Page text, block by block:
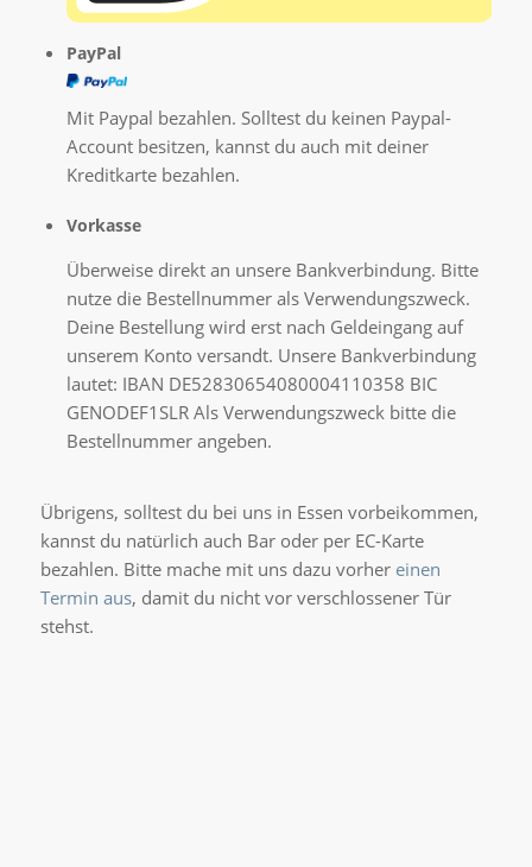
PayPal
Mit Paypal bezahlen. Solltest du keinen Paypal-
Account besitzen, kannst du auch mit deiner
Kreditkarte bezahlen.
Vorkasse
Überweise direkt an unsere Bankverbindung. Bitte
nutze die Bestellnummer als Verwendungszweck.
Deine Bestellung wird erst nach Geldeingang auf
unserem Konto versandt. Unsere Bankverbindung
lautet: IBAN DE52830654080004110358 BIC
GENODEF1SLR Als Verwendungszweck bitte die
Bestellnummer angeben.
Übrigens, solltest du bei uns in Essen vorbeikommen,
kannst du natürlich auch Bar oder per EC-Karte
bezahlen. Bitte mache mit uns dazu vorher einen
Termin aus, damit du nicht vor verschlossener Tür
stehst.